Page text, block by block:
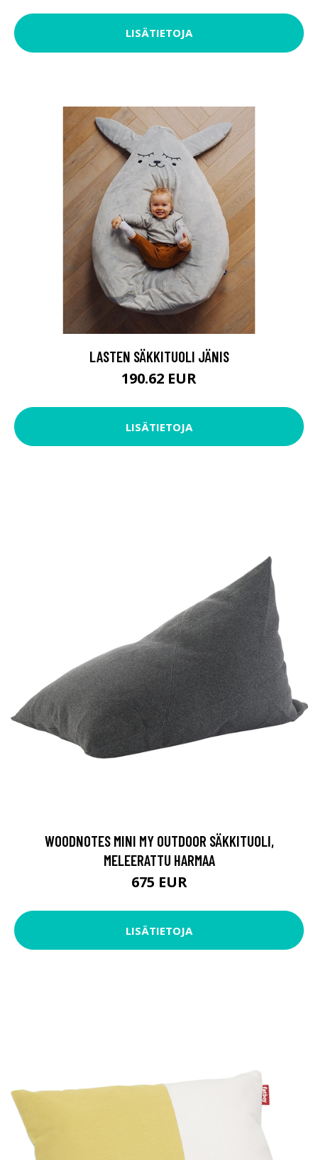
LISÄTIETOJA
LASTEN SÄKKITUOLI JÄNIS
190.62 EUR
LISÄTIETOJA
WOODNOTES MINI MY OUTDOOR SÄKKITUOLI,
MELEERATTU HARMAA
675 EUR
LISÄTIETOJA